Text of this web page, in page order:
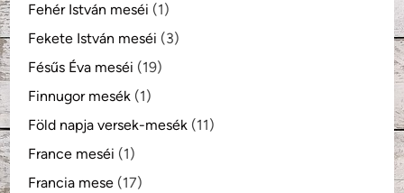
Fehér István meséi (1)
Fekete István meséi (3)
Fésűs Éva meséi (19)
Finnugor mesék (1)
Föld napja versek-mesék (11)
France meséi (1)
Francia mese (17)